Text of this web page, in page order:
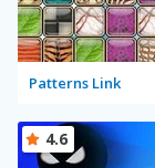
Patterns Link
4.6